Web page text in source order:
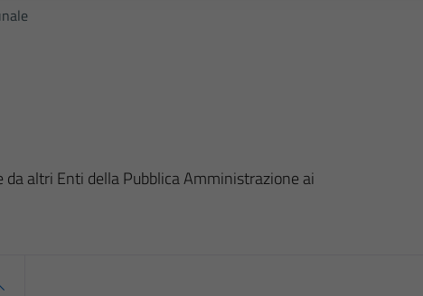
altri Enti della Pubblica Amministrazione ai